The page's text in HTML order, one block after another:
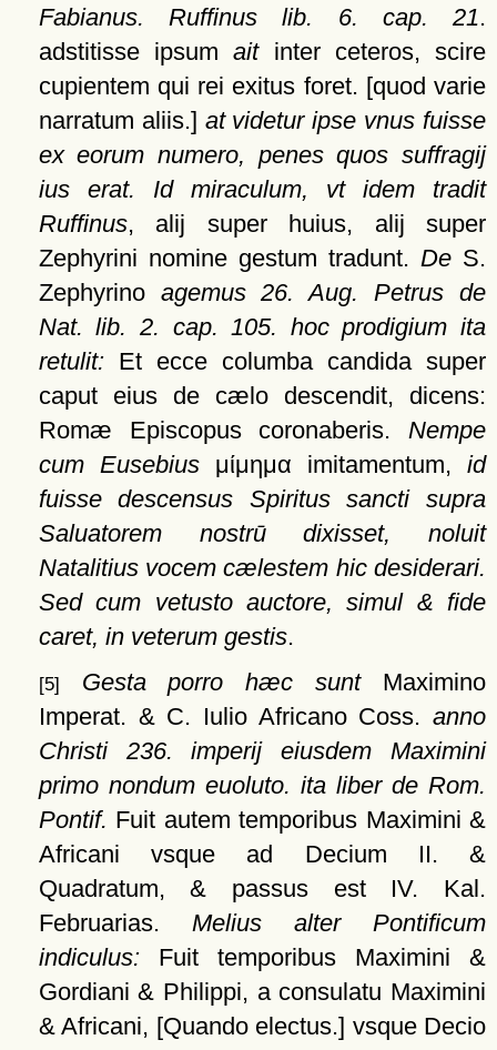
Fabianus. Ruffinus lib. 6. cap. 21.
adstitisse ipsumaitinter ceteros, scire
cupientem qui rei exitus foret. [quod varie
narratum aliis.] at videtur ipse vnus fuisse
ex eorum numero, penes quos suffragij
ius erat. Id miraculum, vt idem tradit
Ruffinus, alij super huius, alij super
Zephyrini nomine gestum tradunt. DeS.
Zephyrino agemus 26. Aug. Petrus de
Nat. lib. 2. cap. 105. hoc prodigium ita
retulit:Et ecce columba candida super
caput eius de cælo descendit, dicens:
Romæ Episcopus coronaberis. Nempe
cum Eusebius
μίμημα imitamentum, id
fuisse descensus Spiritus sancti supra
Saluatorem nostrū dixisset, noluit
Natalitius vocem cælestem hic desiderari.
Sed cum vetusto auctore, simul & fide
caret, in veterum gestis.
[5] Gesta porro hæc suntMaximino
Imperat. & C. Iulio Africano Coss. anno
Christi 236. imperij eiusdem Maximini
primo nondum euoluto. ita liber de Rom.
Pontif. Fuit autem temporibus Maximini &
Africani vsque ad Decium II. &
Quadratum, & passus est IV. Kal.
Februarias. Melius alter Pontificum
indiculus:Fuit temporibus Maximini &
Gordiani & Philippi, a consulatu Maximini
& Africani, [Quando electus.] vsque Decio